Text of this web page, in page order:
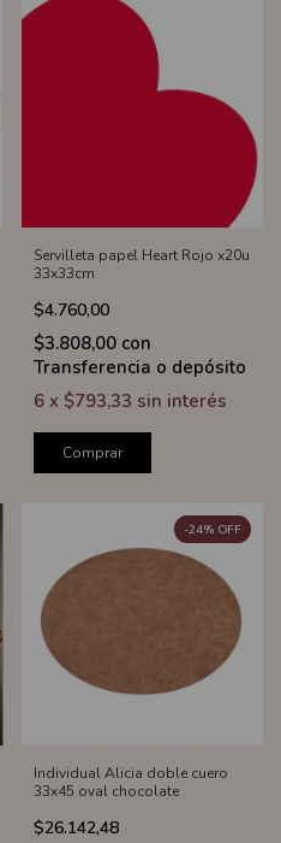
Servilleta papel Heart Rojo x20u
33x33cm
$4.760,00
$3.808,00 con
Transferencia o depósito
6 x $793,33 sin interés
Comprar
Individual Alicia doble cuero
33x45 oval chocolate
$26.142,48
-24% OFF